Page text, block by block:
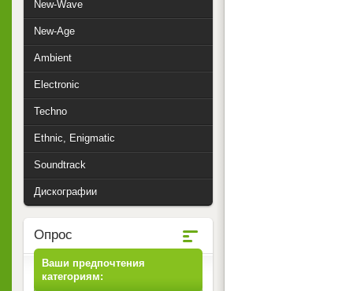
New-Wave
New-Age
Ambient
Electronic
Techno
Ethnic, Enigmatic
Soundtrack
Дискографии
Опрос
Ваши предпочтения
категориям: